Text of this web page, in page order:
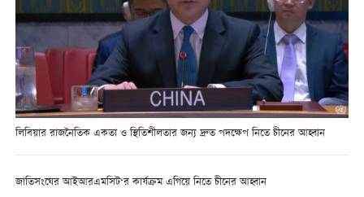
লিবিয়ার রাজনৈতিক একতা ও স্থিতিশীলতার জন্য দ্রুত পদক্ষেপ নিতে চীনের আহ্বান
জাতিসংঘের আইআরএমসিট‘র কার্যক্রম এগিয়ে নিতে চীনের আহ্বান